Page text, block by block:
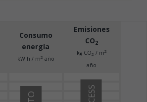
Consumo
energía
kW h / m2 año
Emisiones
CO2
kg CO2 / m2
año